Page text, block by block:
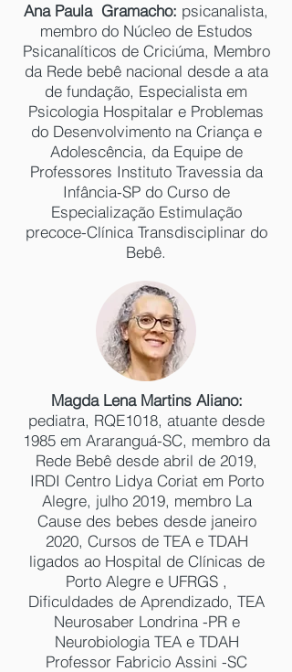
Ana Paula Gramacho: psicanalista,
membro do Núcleo de Estudos
Psicanalíticos de Criciúma, Membro
da Rede bebê nacional desde a ata
de fundação, Especialista em
Psicologia Hospitalar e Problemas
do Desenvolvimento na Criança e
Adolescência, da Equipe de
Professores Instituto Travessia da
Infância-SP do Curso de
Especialização Estimulação
precoce-Clínica Transdisciplinar do
Bebê.
Magda Lena Martins Aliano:
pediatra, RQE1018, atuante desde
1985 em Araranguá-SC, membro da
Rede Bebê desde abril de 2019,
IRDI Centro Lidya Coriat em Porto
Alegre, julho 2019, membro La
Cause des bebes desde janeiro
2020, Cursos de TEA e TDAH
ligados ao Hospital de Clínicas de
Porto Alegre e UFRGS ,
Dificuldades de Aprendizado, TEA
Neurosaber Londrina -PR e
Neurobiologia TEA e TDAH
Professor Fabricio Assini -SC